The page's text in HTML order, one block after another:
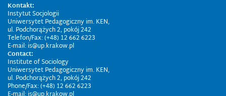
Kontakt:
Instytut Socjologii
Uniwersytet Pedagogiczny im. KEN,
ul. Podchorążych 2, pokój 242
Telefon/Fax: (+48) 12 662 6223
E-mail: is@up.krakow.pl
Contact:
Institute of Sociology
Uniwersytet Pedagogiczny im. KEN,
ul. Podchorążych 2, pokój 242
Phone/Fax: (+48) 12 662 6223